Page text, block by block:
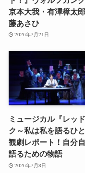
京本大我・有澤樟太
藤あさひ
2026年7月21日
ミュージカル『レッ
ク～私は私を語るひと
観劇レポート！自分
語るための物語
2026年7月3日